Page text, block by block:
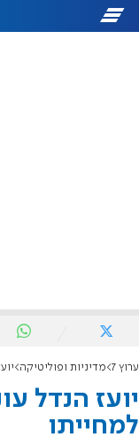
ערוץ 7 מדיניות ופוליטיקה
יועז הנדל
למחייתו